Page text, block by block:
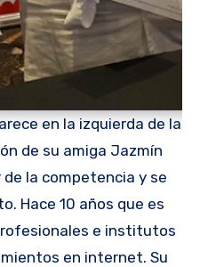
en la izquierda de la
de su amiga Jazmín
la competencia y se
Hace 10 años que es
e institutos
en internet. Su